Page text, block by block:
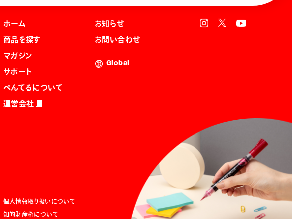
ホーム
商品を探す
マガジン
サポート
ぺんてるについて
運営会社
お知らせ
お問い合わせ
Global
個人情報取り扱いについて
知的財産権について